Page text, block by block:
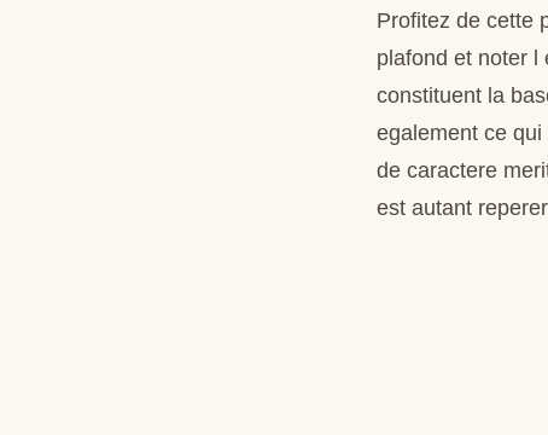
Profitez de cette
plafond et noter l
constituent la
egalement ce
de caractere
est autant